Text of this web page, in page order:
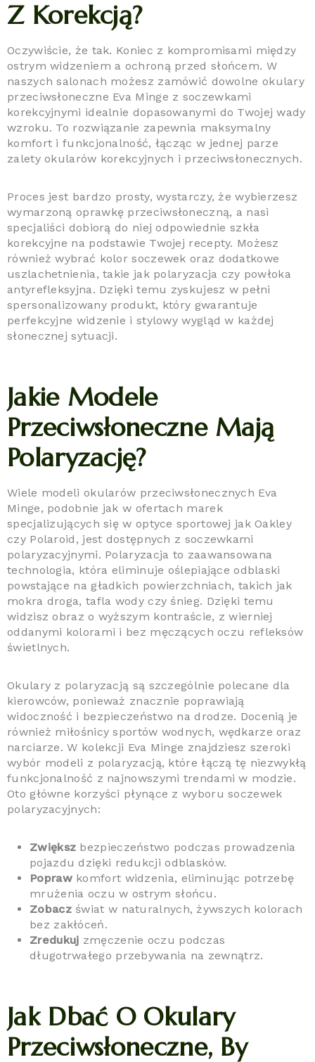
Z Korekcją?
Oczywiście, że tak. Koniec z kompromisami między
ostrym widzeniem a ochroną przed słońcem. W
naszych salonach możesz zamówić dowolne okulary
przeciwsłoneczne Eva Minge z soczewkami
korekcyjnymi idealnie dopasowanymi do Twojej wady
wzroku. To rozwiązanie zapewnia maksymalny
komfort i funkcjonalność, łącząc w jednej parze
zalety okularów korekcyjnych i przeciwsłonecznych.
Proces jest bardzo prosty, wystarczy, że wybierzesz
wymarzoną oprawkę przeciwsłoneczną, a nasi
specjaliści dobiorą do niej odpowiednie szkła
korekcyjne na podstawie Twojej recepty. Możesz
również wybrać kolor soczewek oraz dodatkowe
uszlachetnienia, takie jak polaryzacja czy powłoka
antyrefleksyjna. Dzięki temu zyskujesz w pełni
spersonalizowany produkt, który gwarantuje
perfekcyjne widzenie i stylowy wygląd w każdej
słonecznej sytuacji.
Jakie Modele
Przeciwsłoneczne Mają
Polaryzację?
Wiele modeli okularów przeciwsłonecznych Eva
Minge, podobnie jak w ofertach marek
specjalizujących się w optyce sportowej jak Oakley
czy Polaroid, jest dostępnych z soczewkami
polaryzacyjnymi. Polaryzacja to zaawansowana
technologia, która eliminuje oślepiające odblaski
powstające na gładkich powierzchniach, takich jak
mokra droga, tafla wody czy śnieg. Dzięki temu
widzisz obraz o wyższym kontraście, z wierniej
oddanymi kolorami i bez męczących oczu refleksów
świetlnych.
Okulary z polaryzacją są szczególnie polecane dla
kierowców, ponieważ znacznie poprawiają
widoczność i bezpieczeństwo na drodze. Docenią je
również miłośnicy sportów wodnych, wędkarze oraz
narciarze. W kolekcji Eva Minge znajdziesz szeroki
wybór modeli z polaryzacją, które łączą tę niezwykłą
funkcjonalność z najnowszymi trendami w modzie.
Oto główne korzyści płynące z wyboru soczewek
polaryzacyjnych:
Zwiększ bezpieczeństwo podczas prowadzenia
pojazdu dzięki redukcji odblasków.
Poprawkomfort widzenia, eliminując potrzebę
mrużenia oczu w ostrym słońcu.
Zobaczświat w naturalnych, żywszych kolorach
bez zakłóceń.
Zredukuj zmęczenie oczu podczas
długotrwałego przebywania na zewnątrz.
Jak Dbać O Okulary
Przeciwsłoneczne, By